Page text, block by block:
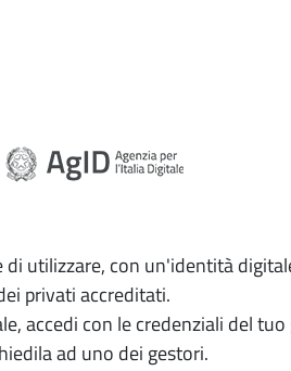
di utilizzare, con un'identità
privati accreditati.
accedi con le credenziali del tuo
ad uno dei gestori.